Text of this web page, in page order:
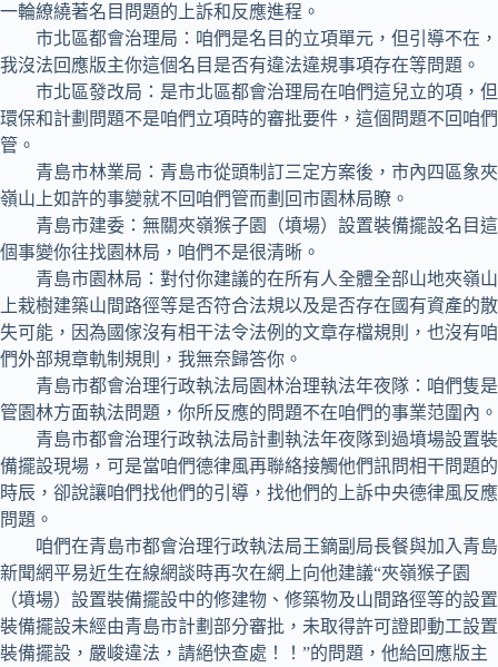
一輪繚繞著名目問題的上訴和反應進程。
市北區都會治理局：咱們是名目的立項單元，但引導不在，
我沒法回應版主你這個名目是否有違法違規事項存在等問題。
市北區發改局：是市北區都會治理局在咱們這兒立的項，但
環保和計劃問題不是咱們立項時的審批要件，這個問題不回咱們
管。
青島市林業局：青島市從頭制訂三定方案後，市內四區象夾
嶺山上如許的事變就不回咱們管而劃回市園林局瞭。
青島市建委：無關夾嶺猴子園（墳場）設置裝備擺設名目這
個事變你往找園林局，咱們不是很清晰。
青島市園林局：對付你建議的在所有人全體全部山地夾嶺山
上栽樹建築山間路徑等是否符合法規以及是否存在國有資產的散
失可能，因為國傢沒有相干法令法例的文章存檔規則，也沒有咱
們外部規章軌制規則，我無奈歸答你。
青島市都會治理行政執法局園林治理執法年夜隊：咱們隻是
管園林方面執法問題，你所反應的問題不在咱們的事業范圍內。
青島市都會治理行政執法局計劃執法年夜隊到過墳場設置裝
備擺設現場，可是當咱們德律風再聯絡接觸他們訊問相干問題的
時辰，卻說讓咱們找他們的引導，找他們的上訴中央德律風反應
問題。
咱們在青島市都會治理行政執法局王鏑副局長餐與加入青島
新聞網平易近生在線網談時再次在網上向他建議“夾嶺猴子園
（墳場）設置裝備擺設中的修建物、修築物及山間路徑等的設置
裝備擺設未經由青島市計劃部分審批，未取得許可證即動工設置
裝備擺設，嚴峻違法，請絕快查處！！”的問題，他給回應版主